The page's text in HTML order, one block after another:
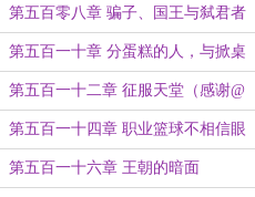
第五百零八章 骗子、国王与弑君者
第五百一十章 分蛋糕的人，与掀桌
子的人
第五百一十二章 征服天堂（感谢@
缙风云 的盟主打赏）
第五百一十四章 职业篮球不相信眼
泪
第五百一十六章 王朝的暗面